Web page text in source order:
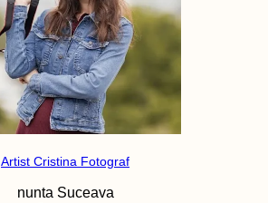
Artist Cristina Fotograf
nunta Suceava